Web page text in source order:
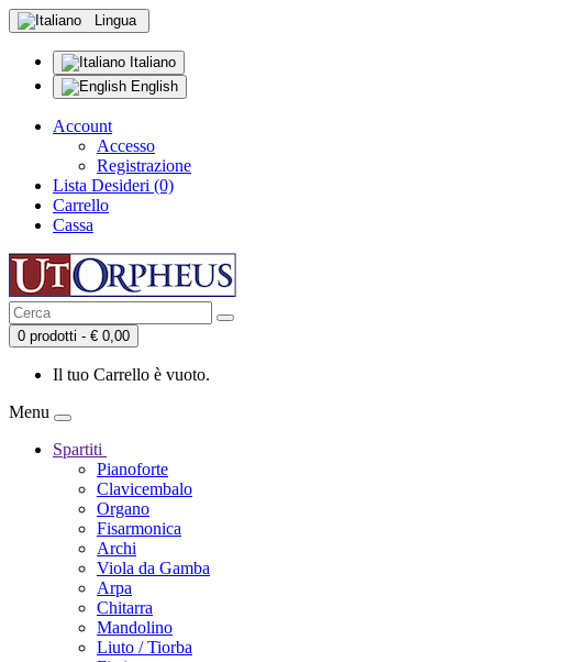
Lingua
Italiano
English
Account
Accesso
Registrazione
Lista Desideri (0)
Carrello
Cassa
0 prodotti - € 0,00
Il tuo Carrello è vuoto.
Menu
Spartiti
Pianoforte
Clavicembalo
Organo
Fisarmonica
Archi
Viola da Gamba
Arpa
Chitarra
Mandolino
Liuto / Tiorba